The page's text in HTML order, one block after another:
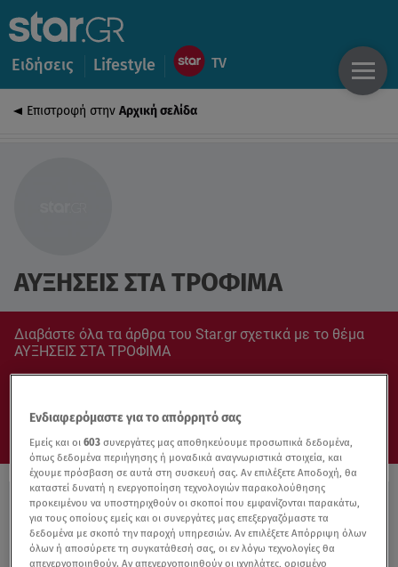
Ειδήσεις Lifestyle
Επιστροφή στην Αρχική σελίδα
ΑΥΞΗΣΕΙΣ ΣΤΑ ΤΡΟΦΙΜΑ
Διαβάστε όλα τα άρθρα του Star.gr σχετικά με το θέμα
ΑΥΞΗΣΕΙΣ ΣΤΑ ΤΡΟΦΙΜΑ
Ενδιαφερόμαστε για το απόρρητό σας
Εμείς και οι603 συνεργάτες μας αποθηκεύουμε προσωπικά δεδομένα,
όπως δεδομένα περιήγησης ή μοναδικά αναγνωριστικά στοιχεία, και
έχουμε πρόσβαση σε αυτά στη συσκευή σας. Αν επιλέξετε Αποδοχή, θα
καταστεί δυνατή η ενεργοποίηση τεχνολογιών παρακολούθησης
προκειμένου να υποστηριχθούν οι σκοποί που εμφανίζονται παρακάτω,
για τους οποίους εμείς και οι συνεργάτες μας επεξεργαζόμαστε τα
δεδομένα με σκοπό την παροχή υπηρεσιών. Αν επιλέξετε Απόρριψη όλων
όλων ή αποσύρετε τη συγκατάθεσή σας, οι εν λόγω τεχνολογίες θα
απενεργοποιηθούν. Αν απενεργοποιηθούν οι ιχνηλάτες, ορισμένο